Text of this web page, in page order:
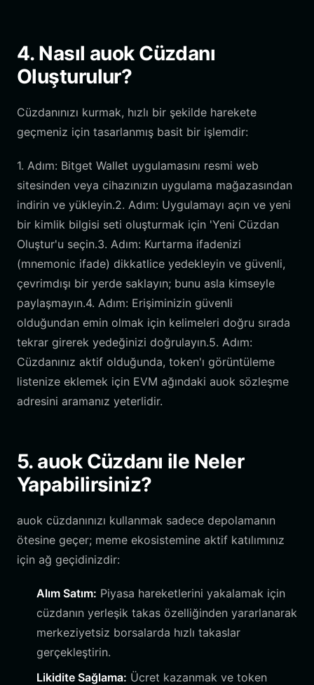
4. Nasıl auok Cüzdanı
Oluşturulur?
Cüzdanınızı kurmak, hızlı bir şekilde harekete
geçmeniz için tasarlanmış basit bir işlemdir:
1. Adım: Bitget Wallet uygulamasını resmi web
sitesinden veya cihazınızın uygulama mağazasından
indirin ve yükleyin.2. Adım: Uygulamayı açın ve yeni
bir kimlik bilgisi seti oluşturmak için 'Yeni Cüzdan
Oluştur'u seçin.3. Adım: Kurtarma ifadenizi
(mnemonic ifade) dikkatlice yedekleyin ve güvenli,
çevrimdışı bir yerde saklayın; bunu asla kimseyle
paylaşmayın.4. Adım: Erişiminizin güvenli
olduğundan emin olmak için kelimeleri doğru sırada
tekrar girerek yedeğinizi doğrulayın.5. Adım:
Cüzdanınız aktif olduğunda, token'ı görüntüleme
listenize eklemek için EVM ağındaki auok sözleşme
adresini aramanız yeterlidir.
5. auok Cüzdanı ile Neler
Yapabilirsiniz?
auok cüzdanınızı kullanmak sadece depolamanın
ötesine geçer; meme ekosistemine aktif katılımınız
için ağ geçidinizdir:
Alım Satım: Piyasa hareketlerini yakalamak için
cüzdanın yerleşik takas özelliğinden yararlanarak
merkeziyetsiz borsalarda hızlı takaslar
gerçekleştirin.
Likidite Sağlama: Ücret kazanmak ve token